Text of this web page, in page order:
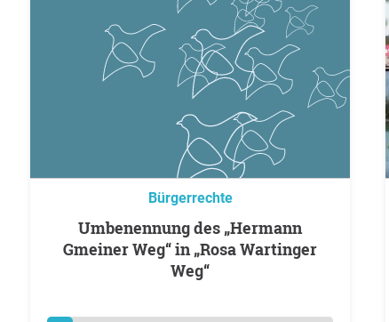
Bürgerrechte
Umbenennung des „Hermann
Gmeiner Weg“ in „Rosa Wartinger
Weg“